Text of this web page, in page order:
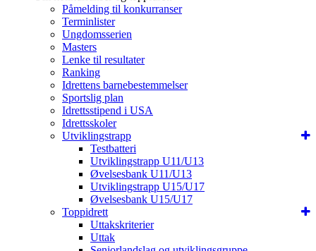
Påmelding til konkurranser
Terminlister
Ungdomsserien
Masters
Lenke til resultater
Ranking
Idrettens barnebestemmelser
Sportslig plan
Idrettsstipend i USA
Idrettsskoler
Utviklingstrapp
Testbatteri
Utviklingstrapp U11/U13
Øvelsesbank U11/U13
Utviklingstrapp U15/U17
Øvelsesbank U15/U17
Toppidrett
Uttakskriterier
Uttak